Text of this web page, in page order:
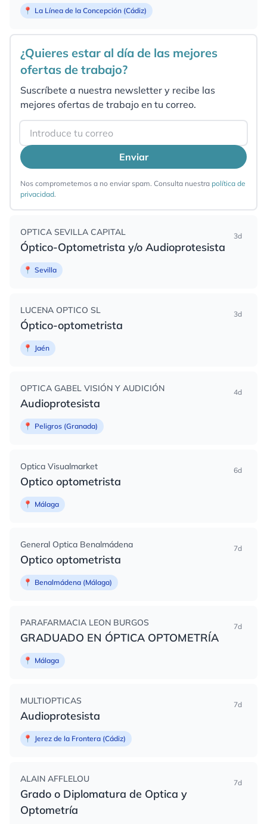
📍 La Línea de la Concepción (Cádiz)
¿Quieres estar al día de las mejores
ofertas de trabajo?
Suscríbete a nuestra newsletter y recibe las
mejores ofertas de trabajo en tu correo.
Email
Enviar
Nos comprometemos a no enviar spam. Consulta nuestra política de
privacidad.
OPTICA SEVILLA CAPITAL
Óptico-Optometrista y/o Audioprotesista
3d
📍 Sevilla
LUCENA OPTICO SL
Óptico-optometrista
3d
📍 Jaén
OPTICA GABEL VISIÓN Y AUDICIÓN
Audioprotesista
4d
📍 Peligros (Granada)
Optica Visualmarket
Optico optometrista
6d
📍 Málaga
General Optica Benalmádena
Optico optometrista
7d
📍 Benalmádena (Málaga)
PARAFARMACIA LEON BURGOS
GRADUADO EN ÓPTICA OPTOMETRÍA
7d
📍 Málaga
MULTIOPTICAS
Audioprotesista
7d
📍 Jerez de la Frontera (Cádiz)
ALAIN AFFLELOU
Grado o Diplomatura de Optica y
Optometría
7d